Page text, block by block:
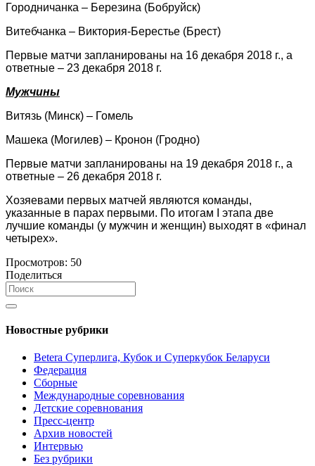
Городничанка – Березина (Бобруйск)
Витебчанка – Виктория-Берестье (Брест)
Первые матчи запланированы на 16 декабря 2018 г., а
ответные – 23 декабря 2018 г.
Мужчины
Витязь (Минск) – Гомель
Машека (Могилев) – Кронон (Гродно)
Первые матчи запланированы на 19 декабря 2018 г., а
ответные – 26 декабря 2018 г.
Хозяевами первых матчей являются команды,
указанные в парах первыми. По итогам I этапа две
лучшие команды (у мужчин и женщин) выходят в «финал
четырех».
Просмотров: 50
Поделиться
Новостные рубрики
Betera Суперлига, Кубок и Суперкубок Беларуси
Федерация
Сборные
Международные соревнования
Детские соревнования
Пресс-центр
Архив новостей
Интервью
Без рубрики